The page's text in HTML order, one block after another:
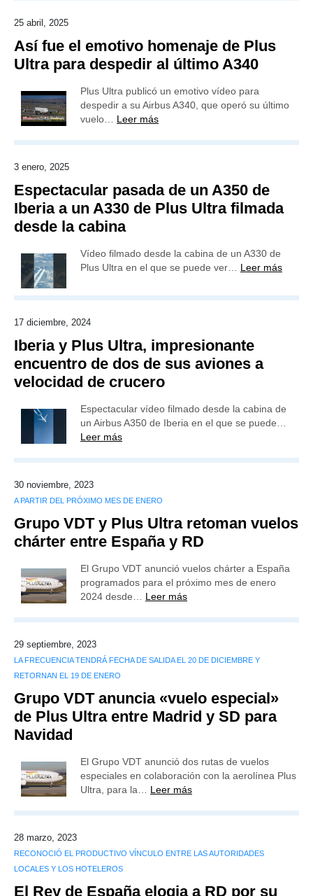
25 abril, 2025
Así fue el emotivo homenaje de Plus
Ultra para despedir al último A340
Plus Ultra publicó un emotivo vídeo para
despedir a su Airbus A340, que operó su último
vuelo… Leer más
3 enero, 2025
Espectacular pasada de un A350 de
Iberia a un A330 de Plus Ultra filmada
desde la cabina
Vídeo filmado desde la cabina de un A330 de
Plus Ultra en el que se puede ver… Leer más
17 diciembre, 2024
Iberia y Plus Ultra, impresionante
encuentro de dos de sus aviones a
velocidad de crucero
Espectacular vídeo filmado desde la cabina de
un Airbus A350 de Iberia en el que se puede…
Leer más
30 noviembre, 2023
A PARTIR DEL PRÓXIMO MES DE ENERO
Grupo VDT y Plus Ultra retoman vuelos
chárter entre España y RD
El Grupo VDT anunció vuelos chárter a España
programados para el próximo mes de enero
2024 desde… Leer más
29 septiembre, 2023
LA FRECUENCIA TENDRÁ FECHA DE SALIDA EL 20 DE DICIEMBRE Y
RETORNAN EL 19 DE ENERO
Grupo VDT anuncia «vuelo especial»
de Plus Ultra entre Madrid y SD para
Navidad
El Grupo VDT anunció dos rutas de vuelos
especiales en colaboración con la aerolínea Plus
Ultra, para la… Leer más
28 marzo, 2023
RECONOCIÓ EL PRODUCTIVO VÍNCULO ENTRE LAS AUTORIDADES
LOCALES Y LOS HOTELEROS
El Rey de España elogia a RD por su